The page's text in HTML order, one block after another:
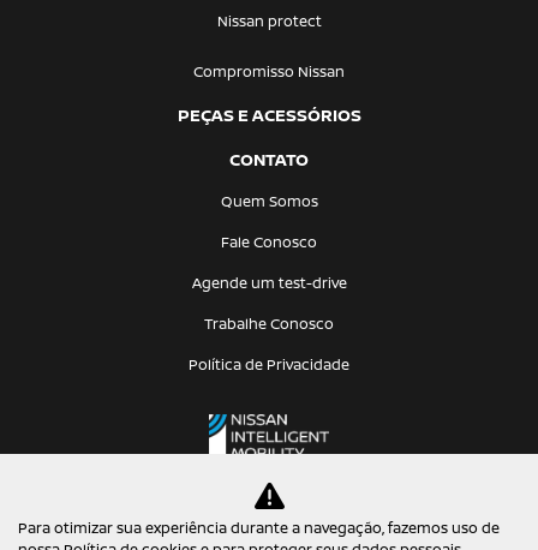
Nissan protect
Compromisso Nissan
PEÇAS E ACESSÓRIOS
CONTATO
Quem Somos
Fale Conosco
Agende um test-drive
Trabalhe Conosco
Política de Privacidade
Para otimizar sua experiência durante a navegação, fazemos uso de